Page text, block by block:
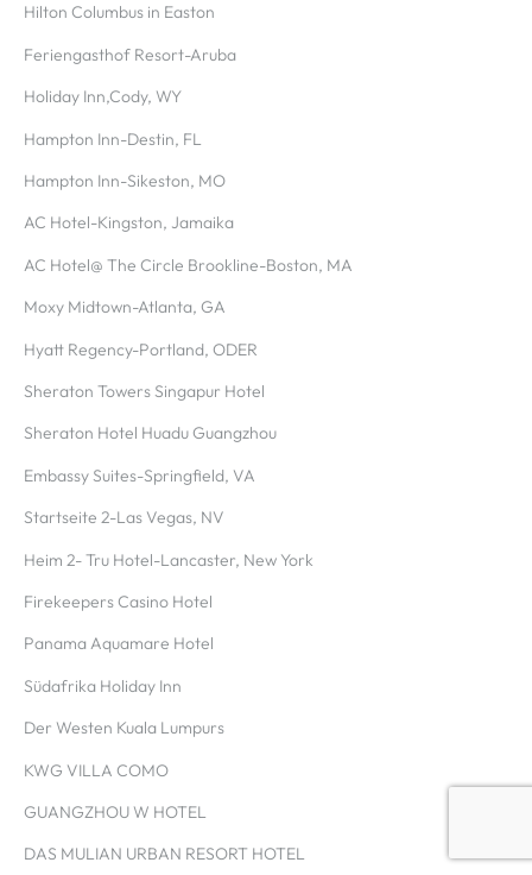
Hilton Columbus in Easton
Feriengasthof Resort-Aruba
Holiday Inn,Cody, WY
Hampton Inn-Destin, FL
Hampton Inn-Sikeston, MO
AC Hotel-Kingston, Jamaika
AC Hotel@ The Circle Brookline-Boston, MA
Moxy Midtown-Atlanta, GA
Hyatt Regency-Portland, ODER
Sheraton Towers Singapur Hotel
Sheraton Hotel Huadu Guangzhou
Embassy Suites-Springfield, VA
Startseite 2-Las Vegas, NV
Heim 2- Tru Hotel-Lancaster, New York
Firekeepers Casino Hotel
Panama Aquamare Hotel
Südafrika Holiday Inn
Der Westen Kuala Lumpurs
KWG VILLA COMO
GUANGZHOU W HOTEL
DAS MULIAN URBAN RESORT HOTEL